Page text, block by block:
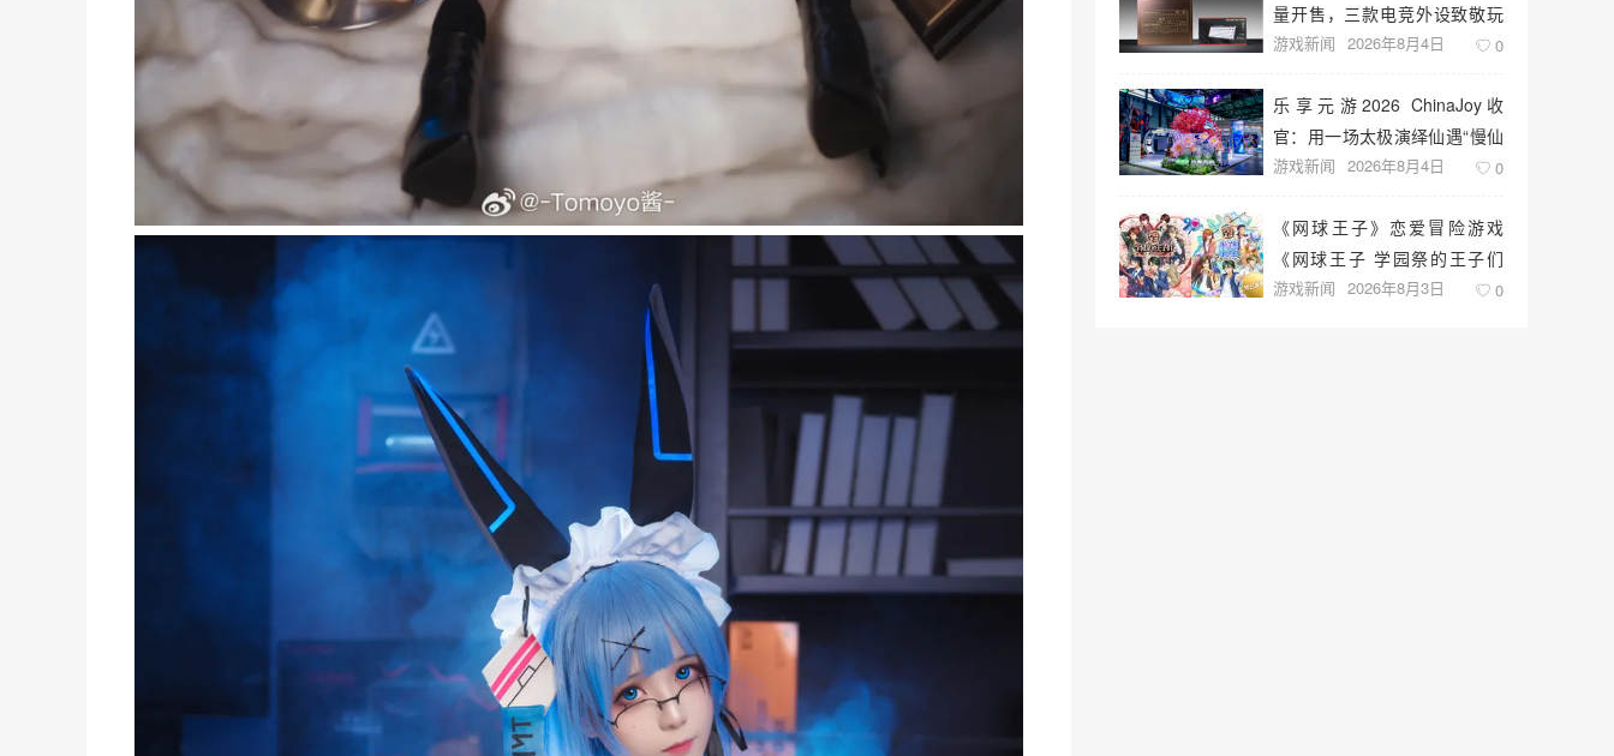
量开售，三款电竞外设致敬玩
家青春记忆
游戏新闻 2026年8月4日 0
乐享元游2026 ChinaJoy收
官：用一场太极演绎仙遇“慢仙
侠”
游戏新闻 2026年8月4日 0
《网球王子》恋爱冒险游戏
《网球王子 学园祭的王子们
♡-40 and more…》与《网球
游戏新闻 2026年8月3日 0